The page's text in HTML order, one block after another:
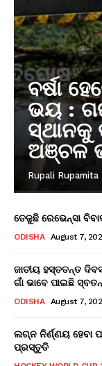
ବର୍ଷା
ଭୟ :
ଅଞ୍ଚଳ
Rupali Rupamita
ତେଜୁଛି ରେଭେନ୍ସା
ODISHA August 7,
ଜାତୀୟ ହସ୍ତତନ୍ତ
ଗାଁ ଭାବେ ପାଇଛି
ODISHA August 7,
ଲଗ୍ନ ନିର୍ଣ୍ଣୟ
ପ୍ରସ୍ତୁତି